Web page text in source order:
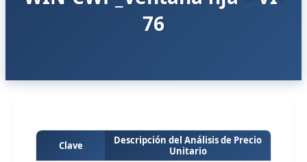
76
Clave
Descripción del Análisis de Precio
Unitario